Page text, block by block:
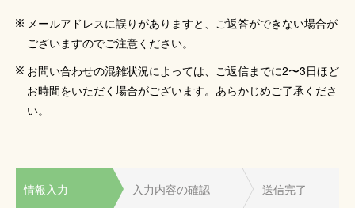
メールアドレスに誤りがありますと、ご返答ができない場合が
ございますのでご注意ください。
お問い合わせの混雑状況によっては、ご返信までに2〜3日ほど
お時間をいただく場合がございます。あらかじめご了承くださ
い。
情報入力 入力内容の確認 送信完了